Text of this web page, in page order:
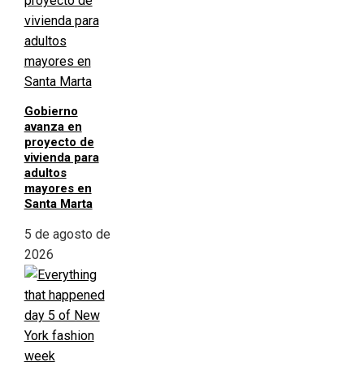
Gobierno
avanza en
proyecto de
vivienda para
adultos
mayores en
Santa Marta
5 de agosto de
2026